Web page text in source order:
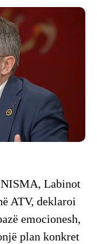
Labinot
ATV, deklaroi
emocionesh,
plan konkret